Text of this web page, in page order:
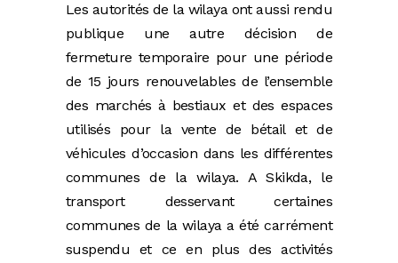
Les autorités de la wilaya ont aussi rendu
publique une autre décision de
fermeture temporaire pour une période
de 15 jours renouvelables de l’ensemble
des marchés à bestiaux et des espaces
utilisés pour la vente de bétail et de
véhicules d’occasion dans les différentes
communes de la wilaya. A Skikda, le
transport desservant certaines
communes de la wilaya a été carrément
suspendu et ce en plus des activités